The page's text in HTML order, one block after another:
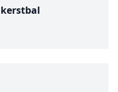
kerstbal